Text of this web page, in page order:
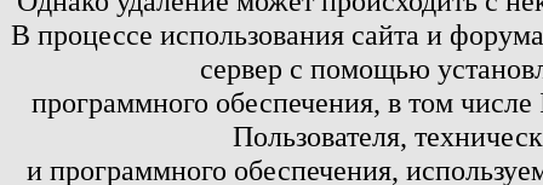
В процессе использования сайта и
сервер с помощью
программного обеспечения, в том
Пользователя,
и программного обеспечения,